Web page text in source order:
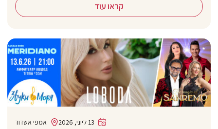
קראו עוד
אמפי אשדוד 13 ליוני, 2026